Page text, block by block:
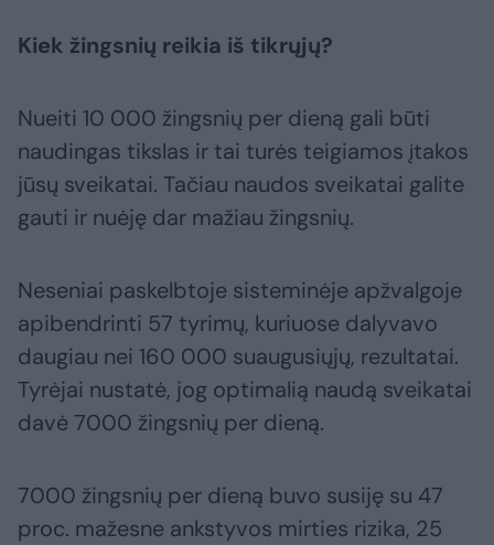
Kiek žingsnių reikia iš tikrųjų?
Nueiti 10 000 žingsnių per dieną gali būti
naudingas tikslas ir tai turės teigiamos įtakos
jūsų sveikatai. Tačiau naudos sveikatai galite
gauti ir nuėję dar mažiau žingsnių.
Neseniai paskelbtoje sisteminėje apžvalgoje
apibendrinti 57 tyrimų, kuriuose dalyvavo
daugiau nei 160 000 suaugusiųjų, rezultatai.
Tyrėjai nustatė, jog optimalią naudą sveikatai
davė 7000 žingsnių per dieną.
7000 žingsnių per dieną buvo susiję su 47
proc. mažesne ankstyvos mirties rizika, 25